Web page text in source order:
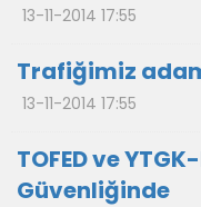
13-11-2014 17:55
Trafiğimiz
13-11-2014 17:55
TOFED ve
Güvenliğinde